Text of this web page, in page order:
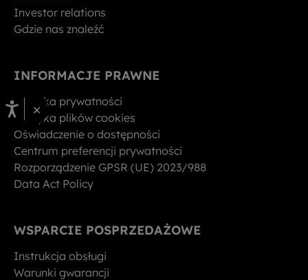
Investor relations
Gdzie nas znaleźć
INFORMACJE PRAWNE
Polityka prywatności
Polityka plików cookies
Oświadczenie o dostępności
Centrum preferencji prywatności
Rozporządzenie GPSR (UE) 2023/988
Data Act Policy
WSPARCIE POSPRZEDAŻOWE
Instrukcja obsługi
Warunki gwarancji
×